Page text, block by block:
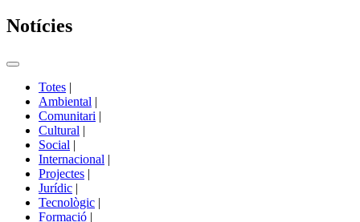
Notícies
Commutador
portals
Totes |
Ambiental |
Comunitari |
Cultural |
Social |
Internacional |
Projectes |
Jurídic |
Tecnològic |
Formació |